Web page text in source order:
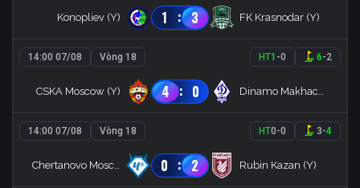
Konopliev (Y) 1 : 3 FK Krasnodar (Y)
14:00 07/08 Vòng 18 HT1 -0 6-2
CSKA Moscow (Y) 4 : 0 Dinamo Makhachkala Youth
14:00 07/08 Vòng 18 HT0-0 3-4
Chertanovo Moscow (R) 0 : 2 Rubin Kazan (Y)